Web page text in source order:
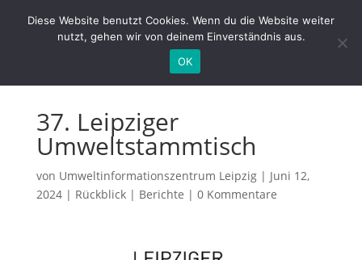
37. Leipziger
Umweltstammtisch
von Umweltinformationszentrum Leipzig| Juni 12,
2024| Rückblick | Berichte | 0 Kommentare
Diese Website benutzt Cookies. Wenn du die Website weiter
nutzt, gehen wir von deinem Einverständnis aus.
OK